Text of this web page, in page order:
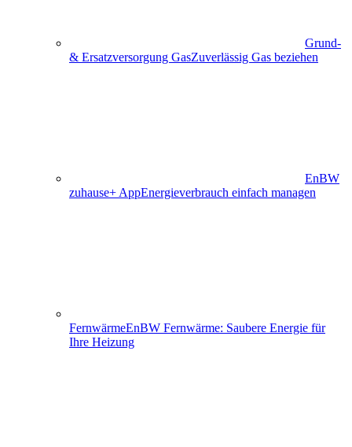
Grund-
& Ersatzversorgung GasZuverlässig Gas beziehen
EnBW
zuhause+ AppEnergieverbrauch einfach managen
FernwärmeEnBW Fernwärme: Saubere Energie für
Ihre Heizung